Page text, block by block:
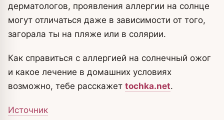
дерматологов, проявления аллергии на солнце
могут отличаться даже в зависимости от того,
загорала ты на пляже или в солярии.
Как справиться с аллергией на солнечный ожог
и какое лечение в домашних условиях
возможно, тебе расскажет tochka.net.
Источник